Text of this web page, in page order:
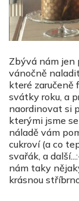
Zbývá nám jen
vánočně
které
svátky roku, a
naordinovat si
kterými jsme
náladě vám
cukroví (a co
svařák, a
nám taky
krásnou